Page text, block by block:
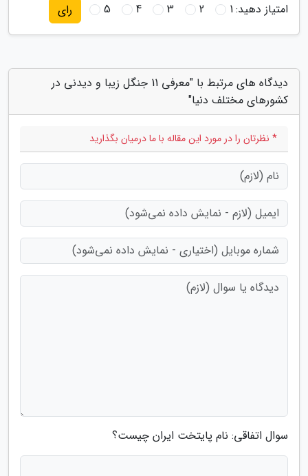
امتیاز دهید:1
2
3
4
5 رای
دیدگاه های مرتبط با "معرفی 11 جنگل زیبا و دیدنی در
کشورهای مختلف دنیا"
* نظرتان را در مورد این مقاله با ما درمیان بگذارید
سوال اتفاقی: نام پایتخت ایران چیست؟